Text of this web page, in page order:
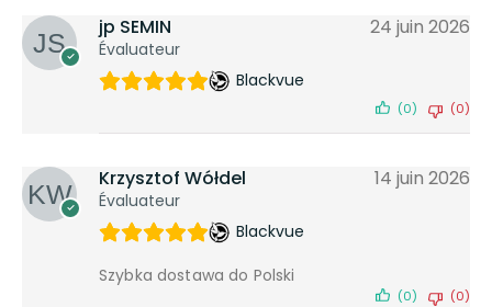
jp SEMIN
Évaluateur
24 juin 2026
Blackvue
(0) (0)
Krzysztof Wółdel
Évaluateur
14 juin 2026
Blackvue
Szybka dostawa do Polski
(0) (0)